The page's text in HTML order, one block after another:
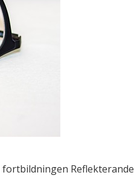
Reflekterande